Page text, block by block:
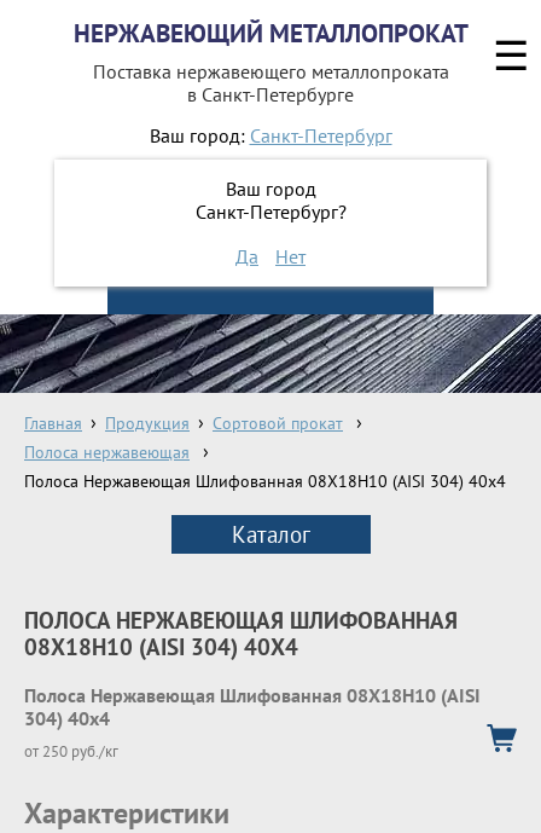
НЕРЖАВЕЮЩИЙ МЕТАЛЛОПРОКАТ
Поставка нержавеющего металлопроката
в Санкт-Петербурге
Ваш город: Санкт-Петербург
Ваш город
Санкт-Петербург?
Да
Нет
+7 (812)642-41-49
+7 (812)642-41-48
Главная Продукция
Сортовой прокат
Полоса нержавеющая
Полоса Нержавеющая Шлифованная 08Х18Н10 (AISI 304) 40х4
Каталог
ПОЛОСА НЕРЖАВЕЮЩАЯ ШЛИФОВАННАЯ
08Х18Н10 (AISI 304) 40Х4
Полоса Нержавеющая Шлифованная 08Х18Н10 (AISI
304) 40х4
от 250 руб./кг
Характеристики
☰